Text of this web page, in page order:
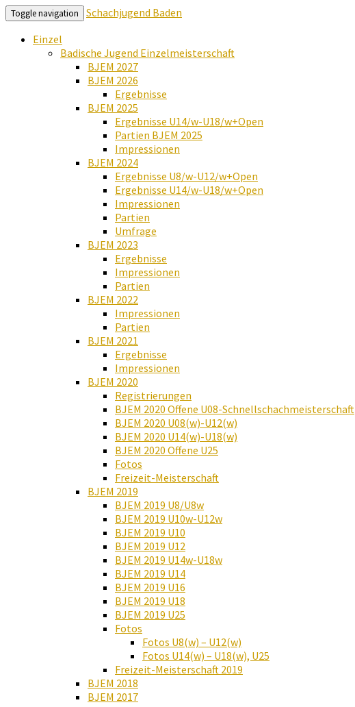
Toggle navigation
Schachjugend Baden
Einzel
Badische Jugend Einzelmeisterschaft
BJEM 2027
BJEM 2026
Ergebnisse
BJEM 2025
Ergebnisse U14/w-U18/w+Open
Partien BJEM 2025
Impressionen
BJEM 2024
Ergebnisse U8/w-U12/w+Open
Ergebnisse U14/w-U18/w+Open
Impressionen
Partien
Umfrage
BJEM 2023
Ergebnisse
Impressionen
Partien
BJEM 2022
Impressionen
Partien
BJEM 2021
Ergebnisse
Impressionen
BJEM 2020
Registrierungen
BJEM 2020 Offene U08-Schnellschachmeisterschaft
BJEM 2020 U08(w)-U12(w)
BJEM 2020 U14(w)-U18(w)
BJEM 2020 Offene U25
Fotos
Freizeit-Meisterschaft
BJEM 2019
BJEM 2019 U8/U8w
BJEM 2019 U10w-U12w
BJEM 2019 U10
BJEM 2019 U12
BJEM 2019 U14w-U18w
BJEM 2019 U14
BJEM 2019 U16
BJEM 2019 U18
BJEM 2019 U25
Fotos
Fotos U8(w) – U12(w)
Fotos U14(w) – U18(w), U25
Freizeit-Meisterschaft 2019
BJEM 2018
BJEM 2017